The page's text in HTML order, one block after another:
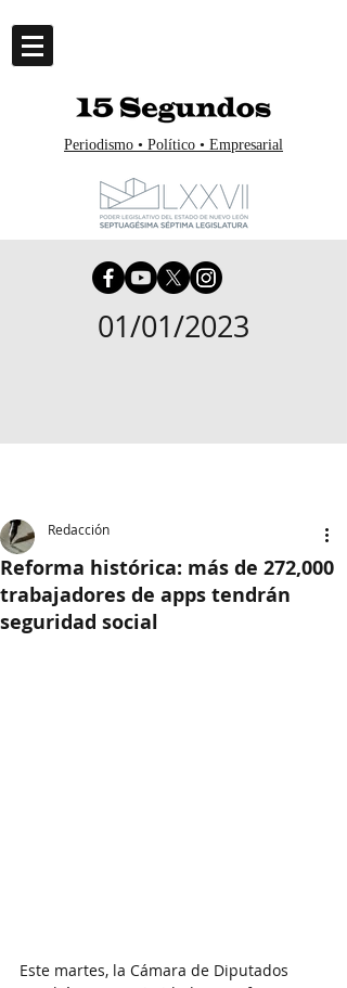
Periodismo • Político • Empresarial
01/01/2023
Reforma histórica: más de 272,000
trabajadores de apps tendrán
seguridad social
Redacción
Este martes, la Cámara de Diputados